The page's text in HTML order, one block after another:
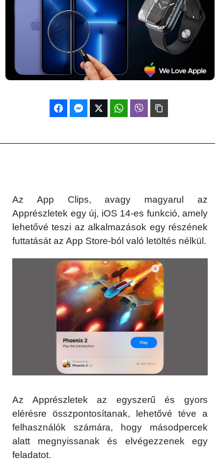
Az App Clips, avagy magyarul az
Apprészletek egy új, ‌iOS 14-es‌ funkció, amely
lehetővé teszi az alkalmazások egy részének
futtatását az ‌App Store-ból való‌ letöltés nélkül.
Az Apprészletek az egyszerű és gyors
elérésre összpontosítanak, lehetővé téve a
felhasználók számára, hogy másodpercek
alatt megnyissanak és elvégezzenek egy
feladatot.